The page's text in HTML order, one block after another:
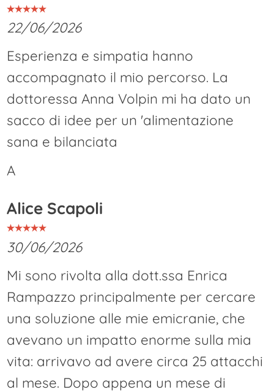
22/06/2026
Esperienza e simpatia hanno
accompagnato il mio percorso. La
dottoressa Anna Volpin mi ha dato un
sacco di idee per un 'alimentazione
sana e bilanciata
A
Alice Scapoli
30/06/2026
Mi sono rivolta alla dott.ssa Enrica
Rampazzo principalmente per cercare
una soluzione alle mie emicranie, che
avevano un impatto enorme sulla mia
vita: arrivavo ad avere circa 25 attacchi
al mese. Dopo appena un mese di